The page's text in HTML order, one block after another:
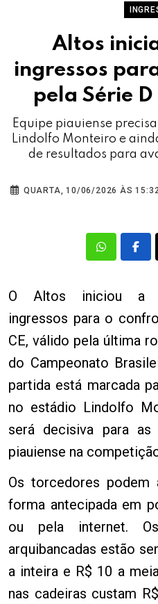
Altos
ingressos
pela Série
Equipe piauiense
Lindolfo Monteiro e
de resultados para
QUARTA, 10/06/2026 ÀS
O Altos iniciou a
ingressos para o
CE, válido pela última
do Campeonato
partida está marcada
no estádio Lindolfo
será decisiva para
piauiense na
Os torcedores
forma antecipada em
ou pela internet.
arquibancadas estão
a inteira e R$ 10 a
nas cadeiras custam